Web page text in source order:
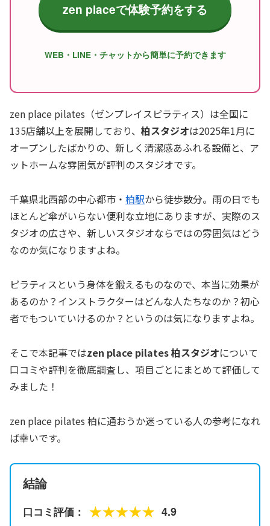
zen placeで体験予約をする
WEB・LINE・チャットから簡単に予約できます
zen place pilates（ゼンプレイスピラティス）は全国に
135店舗以上を展開しており、 柏スタジオは2025年1月に
オープンしたばかりの、新しく清潔感あふれる設備と、ア
ットホームな雰囲気が評判のスタジオです。
千葉県北西部の中心都市・ 柏駅から徒歩数分。雨の日でも
ほとんど傘がいらない便利な立地にありますが、実際のス
タジオの広さや、新しいスタジオならではの雰囲気はどう
なのか気になりますよね。
ピラティスという身体を鍛えるものなので、本当に効果が
あるのか？インストラクターはどんな人たちなのか？初心
者でもついていけるのか？というのは気になりますよね。
そこで本記事ではzen place pilates 柏スタジオについて
口コミや評判を徹底調査し、項目ごとにまとめて評価して
みました！
zen place pilates 柏に通おうか迷っている人の参考になれ
ば幸いです。
結論
口コミ評価： ★★★★★ 4.9